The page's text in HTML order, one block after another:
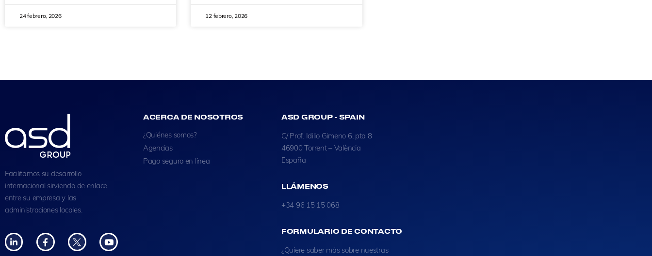
24 febrero, 2026 12 febrero, 2026
Facilitamos su desarrollo
internacional sirviendo de enlace
entre su empresa y las
administraciones locales.
ACERCA DE NOSOTROS
¿Quiénes somos?
Agencias
Pago seguro en línea
ASD GROUP - SPAIN
C/ Prof. Idilio Gimeno 6, pta 8
46900 Torrent – València
España
LLÁMENOS
+34 96 15 15 068
FORMULARIO DE CONTACTO
¿Quiere saber más sobre nuestras